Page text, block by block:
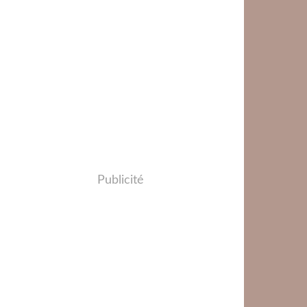
Publicité